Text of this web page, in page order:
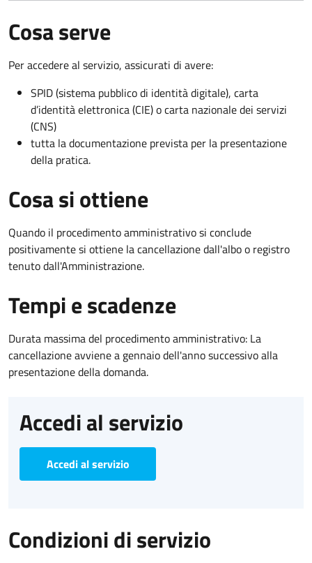
Cosa serve
Per accedere al servizio, assicurati di avere:
SPID (sistema pubblico di identità digitale), carta
d’identità elettronica (CIE) o carta nazionale dei servizi
(CNS)
tutta la documentazione prevista per la presentazione
della pratica.
Cosa si ottiene
Quando il procedimento amministrativo si conclude
positivamente si ottiene la cancellazione dall'albo o registro
tenuto dall'Amministrazione.
Tempi e scadenze
Durata massima del procedimento amministrativo: La
cancellazione avviene a gennaio dell'anno successivo alla
presentazione della domanda.
Accedi al servizio
Accedi al servizio
Condizioni di servizio